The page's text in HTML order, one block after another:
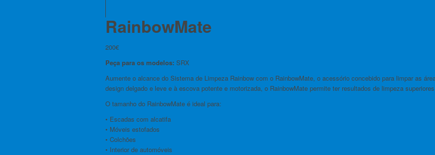
RainbowMate
200€
Peça para os modelos: SRX
Aumente o alcance do Sistema de Limpeza Rainbow com o RainbowMate, o acessório concebido para limpar as
design delgado e leve e à escova potente e motorizada, o RainbowMate permite ter resultados de limpeza
O tamanho do RainbowMate é ideal para:
• Escadas com alcatifa
• Móveis estofados
• Colchões
• Interior de automóveis